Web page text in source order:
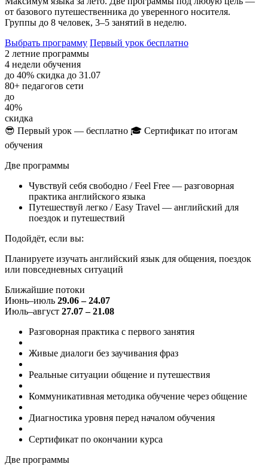
от базового путешественника до уверенного носителя.
Группы до 8 человек, 3–5 занятий в неделю.
Выбрать программу Первый урок бесплатно
2 летние программы
4 недели обучения
до 40% скидка до 31.07
80+ педагогов сети
до
40%
скидка
😎 Первый урок — бесплатно 🎓 Сертификат по итогам
обучения
Две программы
Чувствуй себя свободно / Feel Free — разговорная
практика английского языка
Путешествуй легко / Easy Travel — английский для
поездок и путешествий
Подойдёт, если вы:
Планируете изучать английский язык для общения, поездок
или повседневных ситуаций
Ближайшие потоки
Июнь–июль 29.06 – 24.07
Июль–август 27.07 – 21.08
Разговорная практика с первого занятия
Живые диалоги без заучивания фраз
Реальные ситуации общение и путешествия
Коммуникативная методика обучение через общение
Диагностика уровня перед началом обучения
Сертификат по окончании курса
Две программы